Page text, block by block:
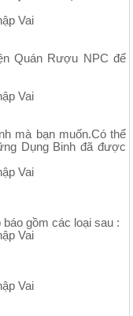
Quán Rượu NPC để
mà bạn muốn.Có thể
Dụng Binh đã được
gồm các loại sau :